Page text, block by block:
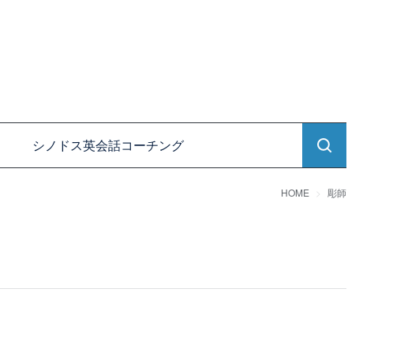
シノドス英会話コーチング
HOME 彫師